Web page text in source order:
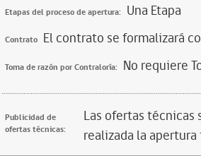
Etapas del proceso de apertura: Una Etapa
Contrato El contrato se formalizará
Toma de razón por Contraloría: No requiere
Publicidad de
ofertas técnicas:
Las ofertas
realizada la